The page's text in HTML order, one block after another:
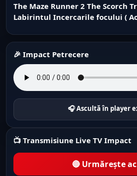
The Maze Runner 2 The Scorch
Labirintul Incercarile focului (
🎉 Impact Petrecere
🎧 Ascultă în player
📺 Transmisiune Live TV Impact
🔴 Urmărește